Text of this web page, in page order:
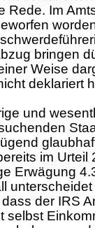
Rede. Im
bringen
Weise
deklariert
und
im Urteil
Erwägung
der IRS
selbst